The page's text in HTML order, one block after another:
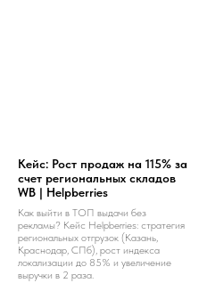
Кейс: Рост продаж на 115% за
счет региональных складов
WB | Helpberries
Как выйти в ТОП выдачи без
рекламы? Кейс Helpberries: стратегия
региональных отгрузок (Казань,
Краснодар, СПб), рост индекса
локализации до 85% и увеличение
выручки в 2 раза.